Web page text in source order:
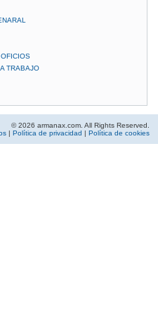
TRABAJO
© 2026 armanax.com. All Rights Reserved.
| Política de privacidad | Política de cookies